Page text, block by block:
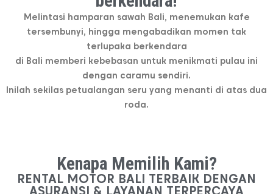
Melintasi hamparan sawah Bali, menemukan kafe
tersembunyi, hingga mengabadikan momen tak
terlupaka berkendara
di Bali memberi kebebasan untuk menikmati pulau ini
dengan caramu sendiri.
Inilah sekilas petualangan seru yang menanti di atas dua
roda.
Kenapa Memilih Kami?
RENTAL MOTOR BALI TERBAIK DENGAN